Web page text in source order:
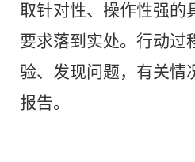
取针对性、操作性强的
要求落到实处。行动过
验、发现问题，有关情
报告。